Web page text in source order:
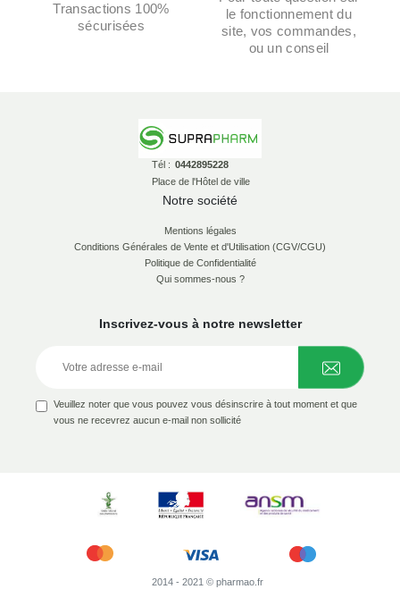
Transactions 100%
sécurisées
le fonctionnement du
site, vos commandes,
ou un conseil
Tél : 0442895228
Place de l'Hôtel de ville
Notre société
Mentions légales
Conditions Générales de Vente et d'Utilisation (CGV/CGU)
Politique de Confidentialité
Qui sommes-nous ?
Inscrivez-vous à notre newsletter
Veuillez noter que vous pouvez vous désinscrire à tout moment et que
vous ne recevrez aucun e-mail non sollicité
2014 - 2021 © pharmao.fr